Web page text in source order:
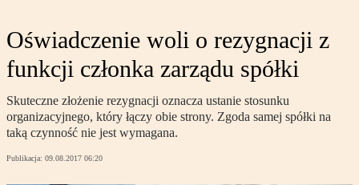
Oświadczenie woli o rezygnacji z
funkcji członka zarządu spółki
Skuteczne złożenie rezygnacji oznacza ustanie stosunku
organizacyjnego, który łączy obie strony. Zgoda samej spółki na
taką czynność nie jest wymagana.
Publikacja: 09.08.2017 06:20